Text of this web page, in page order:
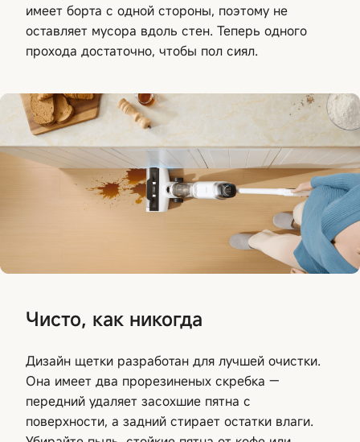
имеет борта с одной стороны, поэтому не
оставляет мусора вдоль стен. Теперь одного
прохода достаточно, чтобы пол сиял.
Чисто, как никогда
Дизайн щетки разработан для лучшей очистки.
Она имеет два прорезиненых скребка —
передний удаляет засохшие пятна с
поверхности, а задний стирает остатки влаги.